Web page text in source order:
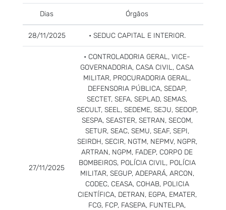
Dias Órgãos
28/11/2025 • SEDUC CAPITAL E INTERIOR.
27/11/2025
• CONTROLADORIA GERAL, VICE-
GOVERNADORIA, CASA CIVIL, CASA
MILITAR, PROCURADORIA GERAL,
DEFENSORIA PÚBLICA, SEDAP,
SECTET, SEFA, SEPLAD, SEMAS,
SECULT, SEEL, SEDEME, SEJU, SEDOP,
SESPA, SEASTER, SETRAN, SECOM,
SETUR, SEAC, SEMU, SEAF, SEPI,
SEIRDH, SECIR, NGTM, NEPMV, NGPR,
ARTRAN, NGPM, FADEP, CORPO DE
BOMBEIROS, POLÍCIA CIVIL, POLÍCIA
MILITAR, SEGUP, ADEPARÁ, ARCON,
CODEC, CEASA, COHAB, POLICIA
CIENTÍFICA, DETRAN, EGPA, EMATER,
FCG, FCP, FASEPA, FUNTELPA,